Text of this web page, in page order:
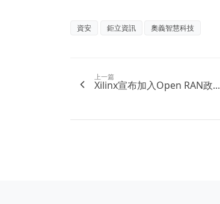
資安 鉅立資訊 奧義智慧科技
上一篇
Xilinx宣布加入Open RAN政...